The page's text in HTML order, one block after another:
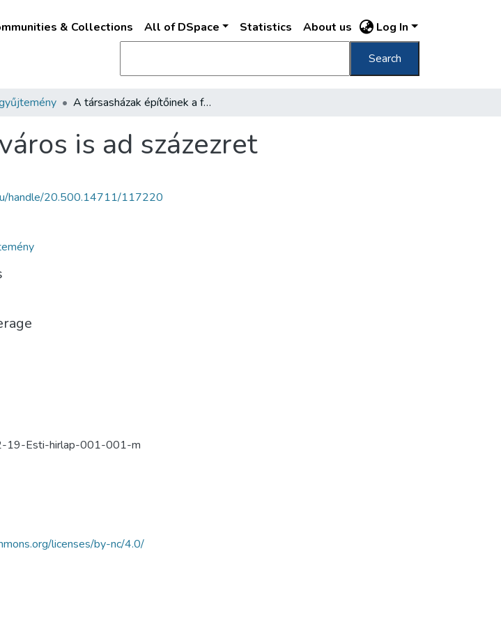
& Collections All of DSpace Statistics About us Log In
Search
A társasházak építőinek a főváros is ad százezret
is ad százezret
handle/20.500.14711/117220
Esti-hirlap-001-001-m
licenses/by-nc/4.0/